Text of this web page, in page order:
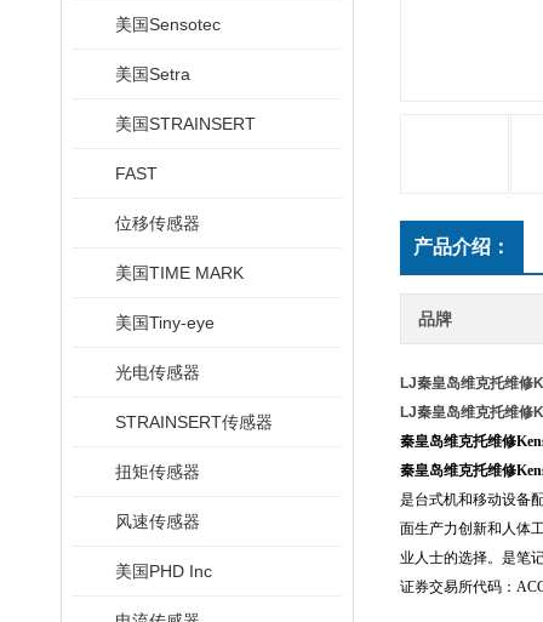
美国Sensotec
美国Setra
美国STRAINSERT
FAST
位移传感器
美国TIME MARK
美国Tiny-eye
光电传感器
STRAINSERT传感器
扭矩传感器
风速传感器
美国PHD Inc
产品介绍：
品牌
LJ秦皇岛维克托维修
LJ秦皇岛维克托维修
秦皇岛维克托维修
秦皇岛维克托维修
是台式机和移动设备
面生产力创新和人体
业人士的选择。是笔
证券交易所代码：